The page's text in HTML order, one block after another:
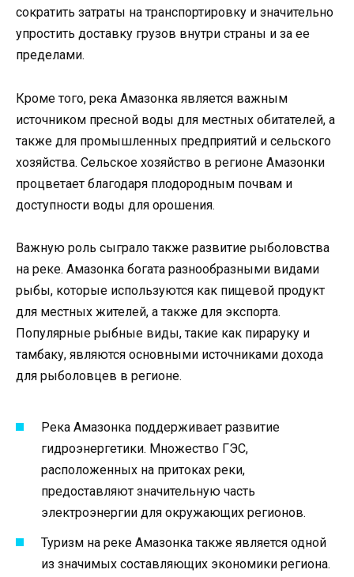
сократить затраты на транспортировку и значительно
упростить доставку грузов внутри страны и за ее
пределами.
Кроме того, река Амазонка является важным
источником пресной воды для местных обитателей, а
также для промышленных предприятий и сельского
хозяйства. Сельское хозяйство в регионе Амазонки
процветает благодаря плодородным почвам и
доступности воды для орошения.
Важную роль сыграло также развитие рыболовства
на реке. Амазонка богата разнообразными видами
рыбы, которые используются как пищевой продукт
для местных жителей, а также для экспорта.
Популярные рыбные виды, такие как пираруку и
тамбаку, являются основными источниками дохода
для рыболовцев в регионе.
Река Амазонка поддерживает развитие
гидроэнергетики. Множество ГЭС,
расположенных на притоках реки,
предоставляют значительную часть
электроэнергии для окружающих регионов.
Туризм на реке Амазонка также является одной
из значимых составляющих экономики региона.